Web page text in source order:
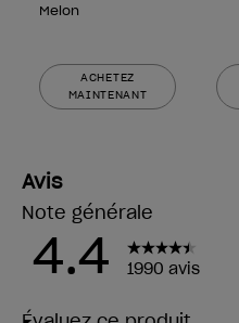
Melon
ACHETEZ
MAINTENANT